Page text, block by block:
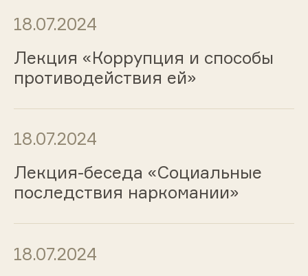
18.07.2024
Лекция «Коррупция и способы
противодействия ей»
18.07.2024
Лекция-беседа «Социальные
последствия наркомании»
18.07.2024